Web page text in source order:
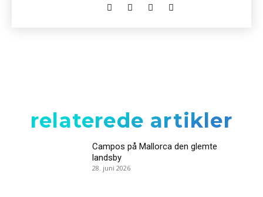
relaterede artikler
Campos på Mallorca den glemte
landsby
28. juni 2026